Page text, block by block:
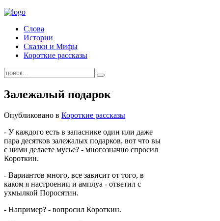
Слова
Истории
Сказки и Мифы
Короткие рассказы
Залежалый подарок
Опубликовано в Короткие рассказы
- У каждого есть в запаснике один или даже
пара десятков залежалых подарков, вот что вы
с ними делаете мусье? - многозначно спросил
Короткин.
- Вариантов много, все зависит от того, в
каком я настроении и амплуа - ответил с
ухмылкой Поросятин.
- Например? - вопросил Короткин.